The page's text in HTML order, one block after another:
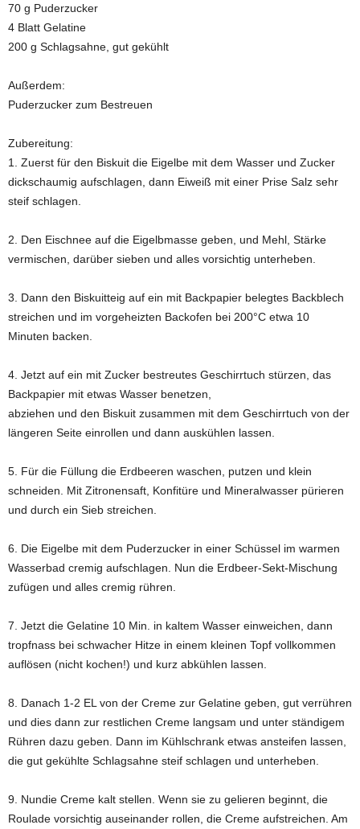
70 g Puderzucker
4 Blatt Gelatine
200 g Schlagsahne, gut gekühlt
Außerdem:
Puderzucker zum Bestreuen
Zubereitung:
1. Zuerst für den Biskuit die Eigelbe mit dem Wasser und Zucker
dickschaumig aufschlagen, dann Eiweiß mit einer Prise Salz sehr
steif schlagen.
2. Den Eischnee auf die Eigelbmasse geben, und Mehl, Stärke
vermischen, darüber sieben und alles vorsichtig unterheben.
3. Dann den Biskuitteig auf ein mit Backpapier belegtes Backblech
streichen und im vorgeheizten Backofen bei 200°C etwa 10
Minuten backen.
4. Jetzt auf ein mit Zucker bestreutes Geschirrtuch stürzen, das
Backpapier mit etwas Wasser benetzen,
abziehen und den Biskuit zusammen mit dem Geschirrtuch von der
längeren Seite einrollen und dann auskühlen lassen.
5. Für die Füllung die Erdbeeren waschen, putzen und klein
schneiden. Mit Zitronensaft, Konfitüre und Mineralwasser pürieren
und durch ein Sieb streichen.
6. Die Eigelbe mit dem Puderzucker in einer Schüssel im warmen
Wasserbad cremig aufschlagen. Nun die Erdbeer-Sekt-Mischung
zufügen und alles cremig rühren.
7. Jetzt die Gelatine 10 Min. in kaltem Wasser einweichen, dann
tropfnass bei schwacher Hitze in einem kleinen Topf vollkommen
auflösen (nicht kochen!) und kurz abkühlen lassen.
8. Danach 1-2 EL von der Creme zur Gelatine geben, gut verrühren
und dies dann zur restlichen Creme langsam und unter ständigem
Rühren dazu geben. Dann im Kühlschrank etwas ansteifen lassen,
die gut gekühlte Schlagsahne steif schlagen und unterheben.
9. Nundie Creme kalt stellen. Wenn sie zu gelieren beginnt, die
Roulade vorsichtig auseinander rollen, die Creme aufstreichen. Am